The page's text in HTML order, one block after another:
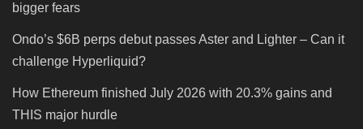
bigger fears
Ondo’s $6B perps debut passes Aster and Lighter – Can it
challenge Hyperliquid?
How Ethereum finished July 2026 with 20.3% gains and
THIS major hurdle